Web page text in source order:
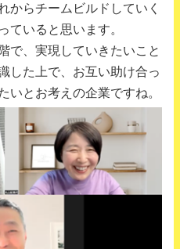
からチームビルドしていく
ていると思います。
で、実現していきたいこと
した上で、お互い助け合っ
いとお考えの企業ですね。